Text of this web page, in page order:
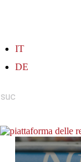
IT
DE